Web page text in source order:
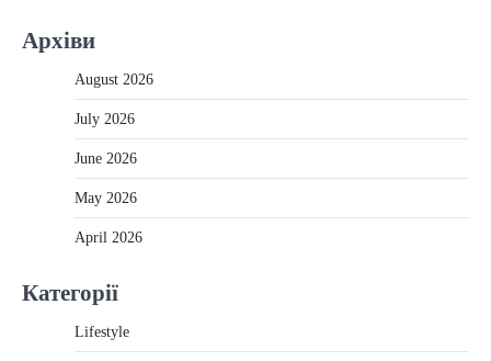
Архіви
August 2026
July 2026
June 2026
May 2026
April 2026
Категорії
Lifestyle